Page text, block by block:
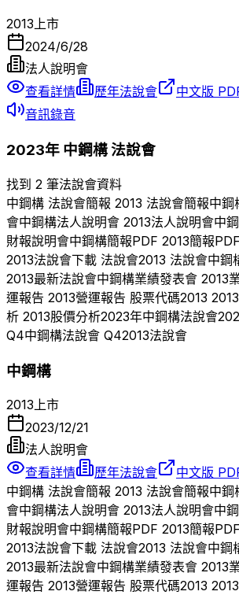
2013上市
2024/6/28
法人說明會
查看詳情
歷年法說會 中文版
音訊錄音
2023年 中鋼構法說會
找到 2 筆法說會資料
中鋼構 法說會簡報 2013 法說會簡報中鋼
會中鋼構法人說明會 2013法人說明會中
財報說明會中鋼構簡報PDF 2013簡報PDF
2013法說會下載 法說會2013 法說會中鋼
2013最新法說會中鋼構業績發表會 2013
運報告 2013營運報告 股票代碼2013 2013
析 2013股價分析2023年中鋼構法說會
Q4中鋼構法說會 Q42013法說會
中鋼構
2013上市
2023/12/21
法人說明會
查看詳情
歷年法說會 中文版
中鋼構 法說會簡報 2013 法說會簡報中鋼
會中鋼構法人說明會 2013法人說明會中
財報說明會中鋼構簡報PDF 2013簡報PDF
2013法說會下載 法說會2013 法說會中鋼
2013最新法說會中鋼構業績發表會 2013
運報告 2013營運報告 股票代碼2013 2013